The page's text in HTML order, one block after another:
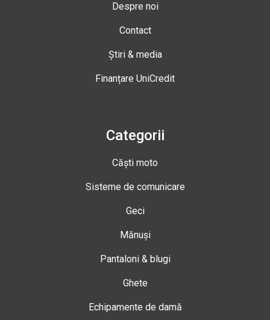
Despre noi
Contact
Știri & media
Finanțare UniCredit
Categorii
Căști moto
Sisteme de comunicare
Geci
Mănuși
Pantaloni & blugi
Ghete
Echipamente de damă